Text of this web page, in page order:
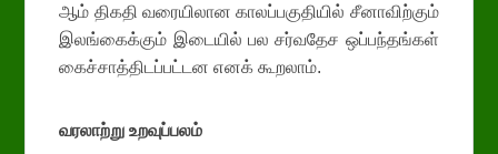
ஆம் திகதி வரையிலான காலப்பகுதியில் சீனாவிற்கும்
இலங்கைக்கும் இடையில் பல சர்வதேச ஒப்பந்தங்கள்
கைச்சாத்திடப்பட்டன எனக் கூறலாம்.
வரலாற்று உறவுப்பலம்